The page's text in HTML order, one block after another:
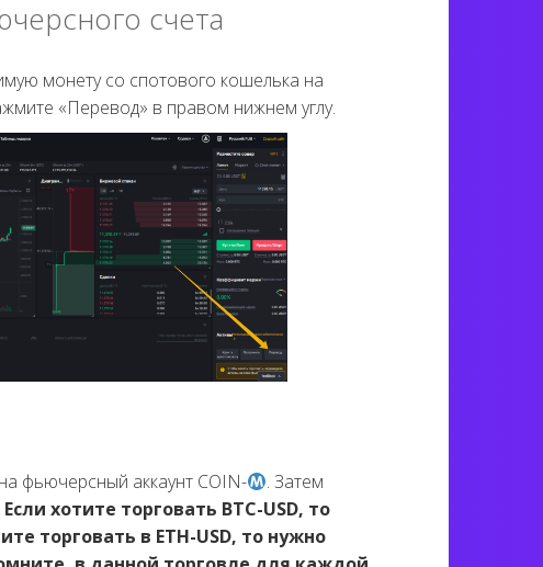
счета
монету со спотового кошелька на
«Перевод» в правом нижнем углу.
фьючерсный аккаунт COIN-
. Затем
хотите торговать BTC-USD, то
торговать в ETH-USD, то нужно